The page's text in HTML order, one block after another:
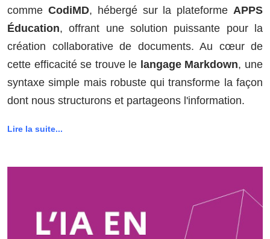
comme CodiMD, hébergé sur la plateforme APPS
Éducation, offrant une solution puissante pour la
création collaborative de documents. Au cœur de
cette efficacité se trouve le langage Markdown, une
syntaxe simple mais robuste qui transforme la façon
dont nous structurons et partageons l'information.
Lire la suite...